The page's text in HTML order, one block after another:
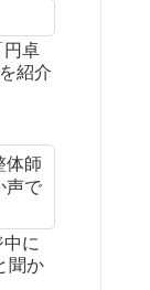
円卓
紹介
体師
声で
に
聞か